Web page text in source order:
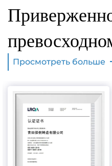
Просмотреть больше